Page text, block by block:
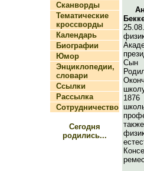
Сканворды
Тематические
кроссворды
Календарь
Биографии
Юмор
Энциклопедии,
словари
Ссылки
Рассылка
Сотрудничество
Сегодня
родились...
Сын